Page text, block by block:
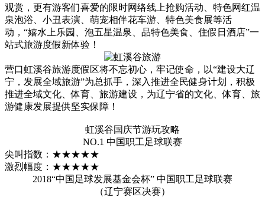
观赏，更有游客们喜爱的限时网络线上抢购活动、特色网红温
泉泡浴、小丑表演、萌宠相伴花车游、特色美食展等活
动，“嬉水上乐园、泡五星温泉、品特色美食、住假日酒店”一
站式旅游度假新体验！
营口虹溪谷旅游度假区将不忘初心，牢记使命，以“建设大辽
宁，发展全域旅游”为总抓手，深入推进全民健身计划，积极
推进全域文化、体育、旅游建设，为辽宁省的文化、体育、旅
游健康发展提供坚实保障！
虹溪谷国庆节游玩攻略
NO.1 中国职工足球联赛
尖叫指数：★★★★★
激烈幅度：★★★★★
2018“中国足球发展基金会杯” 中国职工足球联赛
（辽宁赛区决赛）